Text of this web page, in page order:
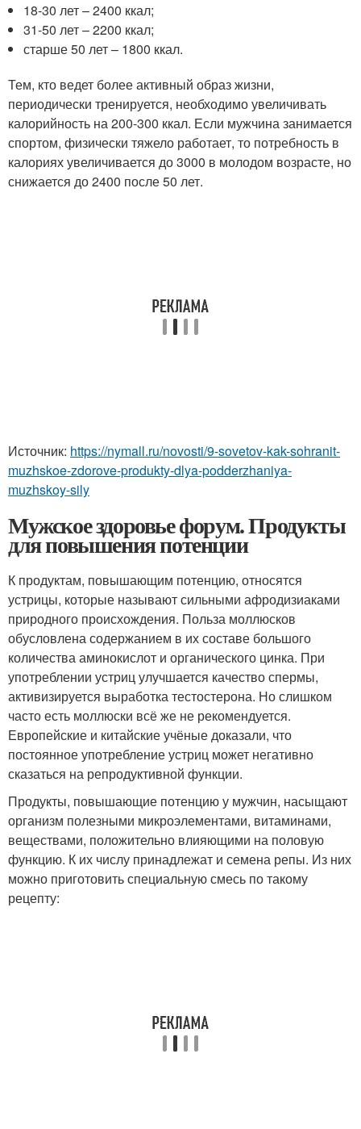
18-30 лет – 2400 ккал;
31-50 лет – 2200 ккал;
старше 50 лет – 1800 ккал.
Тем, кто ведет более активный образ жизни,
периодически тренируется, необходимо увеличивать
калорийность на 200-300 ккал. Если мужчина занимается
спортом, физически тяжело работает, то потребность в
калориях увеличивается до 3000 в молодом возрасте, но
снижается до 2400 после 50 лет.
Источник: https://nymall.ru/novosti/9-sovetov-kak-sohranit-
muzhskoe-zdorove-produkty-dlya-podderzhaniya-
muzhskoy-sily
Мужское здоровье форум. Продукты
для повышения потенции
К продуктам, повышающим потенцию, относятся
устрицы, которые называют сильными афродизиаками
природного происхождения. Польза моллюсков
обусловлена содержанием в их составе большого
количества аминокислот и органического цинка. При
употреблении устриц улучшается качество спермы,
активизируется выработка тестостерона. Но слишком
часто есть моллюски всё же не рекомендуется.
Европейские и китайские учёные доказали, что
постоянное употребление устриц может негативно
сказаться на репродуктивной функции.
Продукты, повышающие потенцию у мужчин, насыщают
организм полезными микроэлементами, витаминами,
веществами, положительно влияющими на половую
функцию. К их числу принадлежат и семена репы. Из них
можно приготовить специальную смесь по такому
рецепту: